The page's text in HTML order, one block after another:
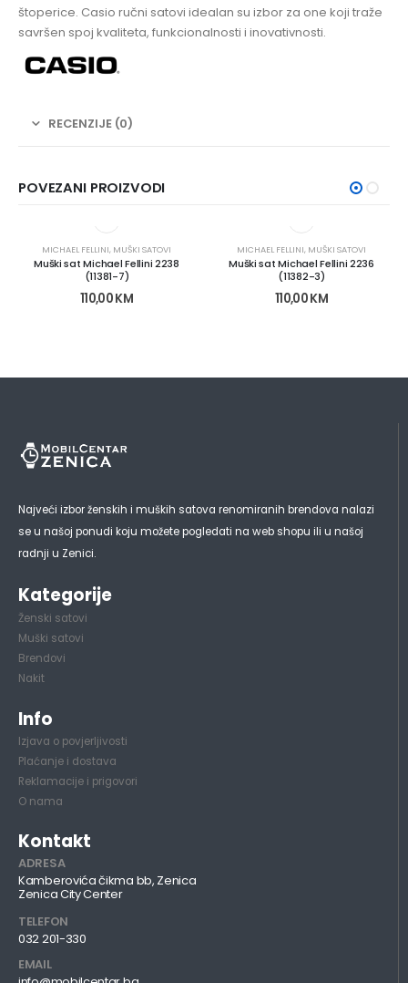
štoperice. Casio ručni satovi idealan su izbor za one koji traže
savršen spoj kvaliteta, funkcionalnosti i inovativnosti.
RECENZIJE (0)
POVEZANI PROIZVODI
MICHAEL FELLINI, MUŠKI SATOVI
Muški sat Michael Fellini 2238
(11381-7)
110,00KM
MICHAEL FELLINI, MUŠKI SATOVI
Muški sat Michael Fellini 2236
(11382-3)
110,00KM
Najveći izbor ženskih i muških satova renomiranih brendova nalazi
se u našoj ponudi koju možete pogledati na web shopu ili u našoj
radnji u Zenici.
Kategorije
Ženski satovi
Muški satovi
Brendovi
Nakit
Info
Izjava o povjerljivosti
Plaćanje i dostava
Reklamacije i prigovori
O nama
Kontakt
ADRESA
Kamberovića čikma bb, Zenica
Zenica City Center
TELEFON
032 201-330
EMAIL